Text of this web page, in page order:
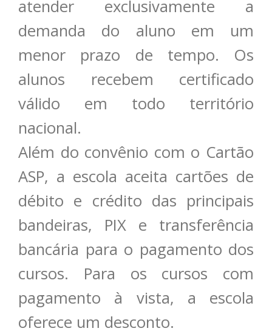
atender exclusivamente a
demanda do aluno em um
menor prazo de tempo. Os
alunos recebem certificado
válido em todo território
nacional.
Além do convênio com o Cartão
ASP, a escola aceita cartões de
débito e crédito das principais
bandeiras, PIX e transferência
bancária para o pagamento dos
cursos. Para os cursos com
pagamento à vista, a escola
oferece um desconto.